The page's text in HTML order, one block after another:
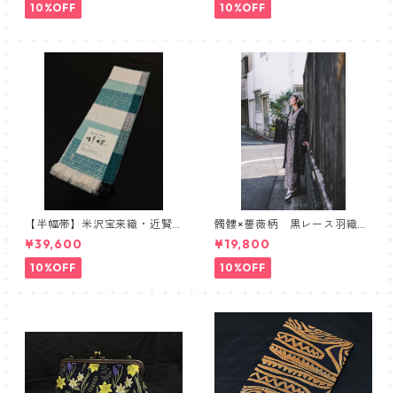
10%OFF 10%OFF
【半幅帯】米沢宝来織・近賢
織物謹製【単衣仕立て】
¥39,600
10%OFF
髑髏×薔薇柄 黒レース羽織
髑髏 薔薇 スカル ローズ
¥19,800
10%OFF